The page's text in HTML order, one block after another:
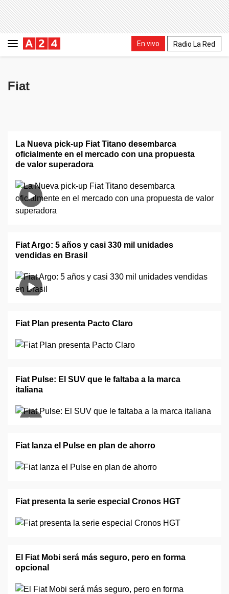
En vivo Radio La Red
Fiat
La Nueva pick-up Fiat Titano desembarca
oficialmente en el mercado con una propuesta
de valor superadora
Fiat Argo: 5 años y casi 330 mil unidades
vendidas en Brasil
Fiat Plan presenta Pacto Claro
Fiat Pulse: El SUV que le faltaba a la marca
italiana
Fiat lanza el Pulse en plan de ahorro
Fiat presenta la serie especial Cronos HGT
El Fiat Mobi será más seguro, pero en forma
opcional